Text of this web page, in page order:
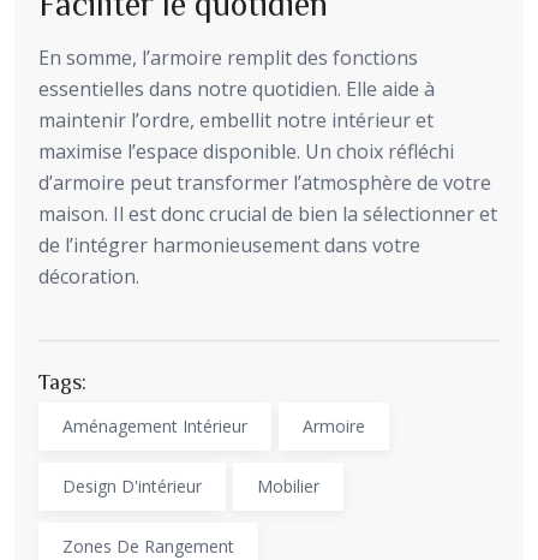
En somme, l’armoire remplit des fonctions
essentielles dans notre quotidien. Elle aide à
maintenir l’ordre, embellit notre intérieur et
maximise l’espace disponible. Un choix réfléchi
d’armoire peut transformer l’atmosphère de votre
maison. Il est donc crucial de bien la sélectionner et
de l’intégrer harmonieusement dans votre
décoration.
Tags:
Aménagement Intérieur Armoire
Design D'intérieur Mobilier
Zones De Rangement